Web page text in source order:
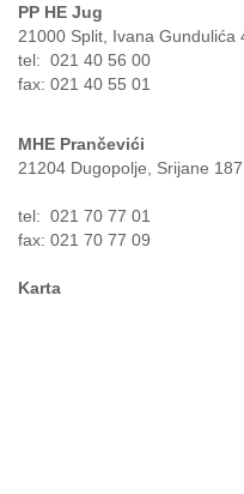
PP HE Jug
21000 Split, Ivana Gundulića
tel: 021 40 56 00
fax: 021 40 55 01
MHE Prančevići
21204 Dugopolje, Srijane
tel: 021 70 77 01
fax: 021 70 77 09
Karta